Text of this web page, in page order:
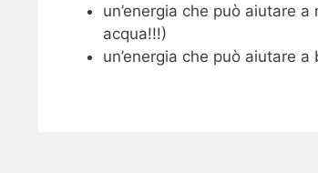
un’energia che può aiutare
acqua!!!)
un’energia che può aiutare